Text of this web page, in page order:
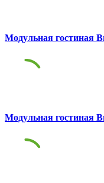
Модульная гостиная
Модульная гостиная